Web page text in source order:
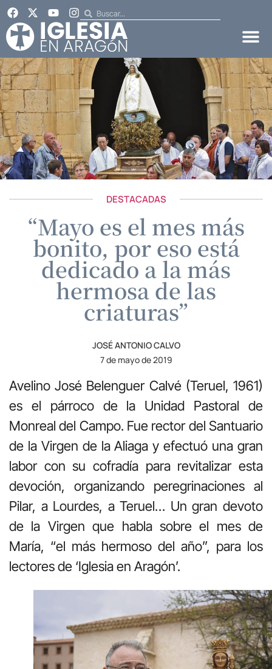
DESTACADAS
“Mayo es el mes más
bonito, por eso está
dedicado a la más
hermosa de las
criaturas”
JOSÉ ANTONIO CALVO
7 de mayo de 2019
Avelino José Belenguer Calvé (Teruel, 1961)
es el párroco de la Unidad Pastoral de
Monreal del Campo. Fue rector del Santuario
de la Virgen de la Aliaga y efectuó una gran
labor con su cofradía para revitalizar esta
devoción, organizando peregrinaciones al
Pilar, a Lourdes, a Teruel… Un gran devoto
de la Virgen que habla sobre el mes de
María, “el más hermoso del año”, para los
lectores de ‘Iglesia en Aragón’.